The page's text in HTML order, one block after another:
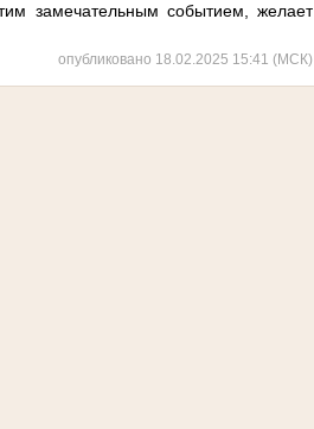
замечательным событием, желает
опубликовано 18.02.2025 15:41 (МСК)